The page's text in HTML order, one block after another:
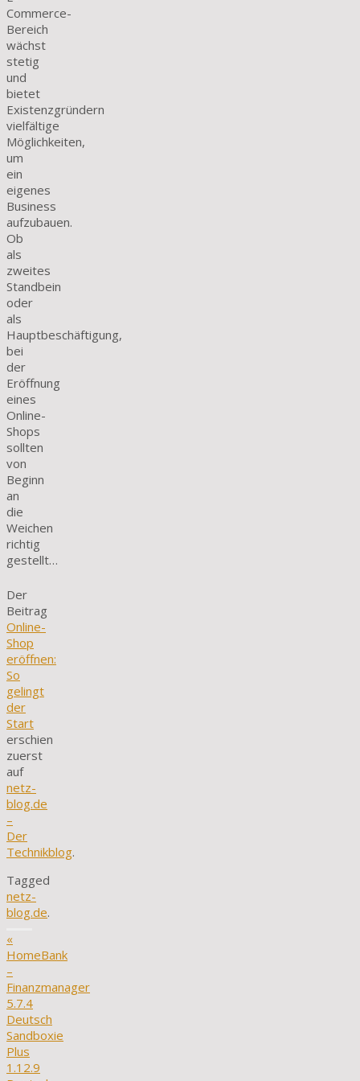
Commerce-
Bereich
wächst
stetig
und
bietet
Existenzgründern
vielfältige
Möglichkeiten,
um
ein
eigenes
Business
aufzubauen.
Ob
als
zweites
Standbein
oder
als
Hauptbeschäftigung,
bei
der
Eröffnung
eines
Online-
Shops
sollten
von
Beginn
an
die
Weichen
richtig
gestellt…
Der
Beitrag
Online-
Shop
eröffnen:
So
gelingt
der
Start
erschien
zuerst
auf
netz-
blog.de
–
Der
Technikblog.
Tagged
netz-
blog.de.
«
HomeBank
–
Finanzmanager
5.7.4
Deutsch
Sandboxie
Plus
1.12.9